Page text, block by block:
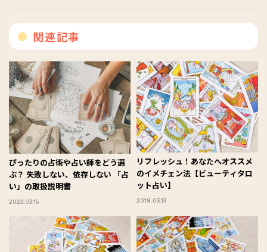
関連記事
ぴったりの占術や占い師をどう選
ぶ？ 失敗しない、依存しない 「占
い」の取扱説明書
2023.03.15
リフレッシュ！あなたへオススメ
のイメチェン法【ビューティタロ
ット占い】
2018.03.13